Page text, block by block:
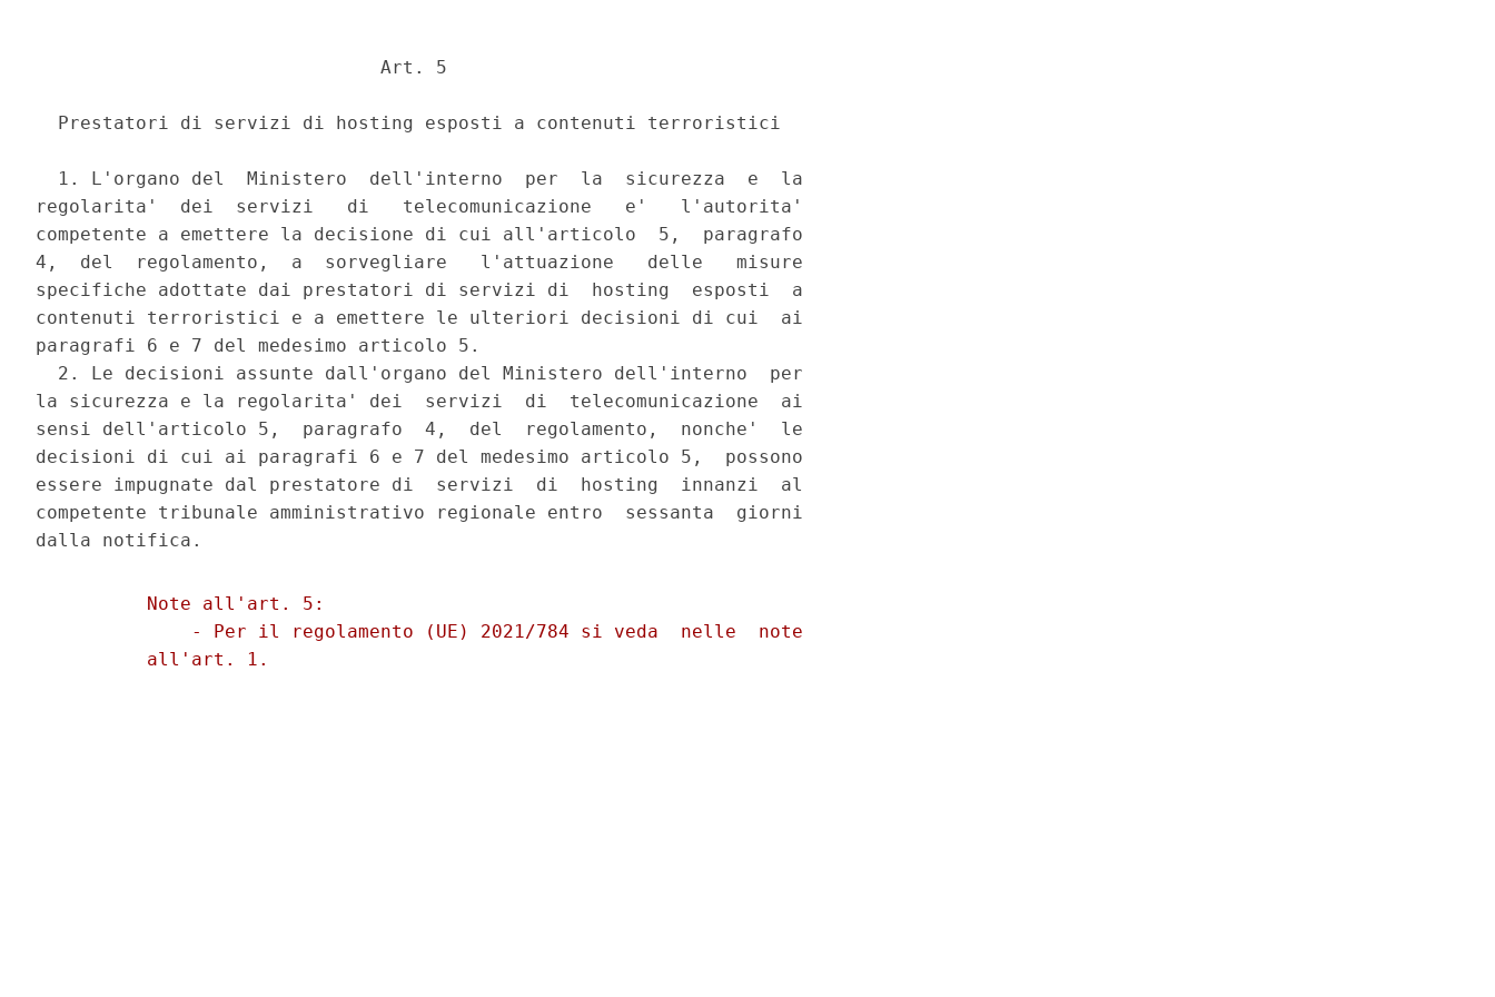
                               Art. 5
  Prestatori di servizi di hosting esposti a contenuti terroristici
  1. L'organo del  Ministero  dell'interno  per  la  sicurezza  e  la
regolarita'  dei  servizi   di   telecomunicazione   e'   l'autorita'
competente a emettere la decisione di cui all'articolo  5,  paragrafo
4,  del  regolamento,  a  sorvegliare   l'attuazione   delle   misure
specifiche adottate dai prestatori di servizi di  hosting  esposti  a
contenuti terroristici e a emettere le ulteriori decisioni di cui  ai
paragrafi 6 e 7 del medesimo articolo 5.
  2. Le decisioni assunte dall'organo del Ministero dell'interno  per
la sicurezza e la regolarita' dei  servizi  di  telecomunicazione  ai
sensi dell'articolo 5,  paragrafo  4,  del  regolamento,  nonche'  le
decisioni di cui ai paragrafi 6 e 7 del medesimo articolo 5,  possono
essere impugnate dal prestatore di  servizi  di  hosting  innanzi  al
competente tribunale amministrativo regionale entro  sessanta  giorni
          Note all'art. 5:
              - Per il regolamento (UE) 2021/784 si veda  nelle  note